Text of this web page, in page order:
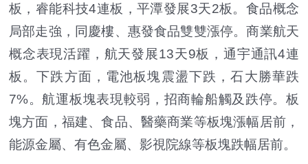
板，睿能科技4連板，平潭發展3天2板。食品概念
局部走強，同慶樓、惠發食品雙雙漲停。商業航天
概念表現活躍，航天發展13天9板，通宇通訊4連
板。下跌方面，電池板塊震盪下跌，石大勝華跌
7%。航運板塊表現較弱，招商輪船觸及跌停。板
塊方面，福建、食品、醫藥商業等板塊漲幅居前，
能源金屬、有色金屬、影視院線等板塊跌幅居前。